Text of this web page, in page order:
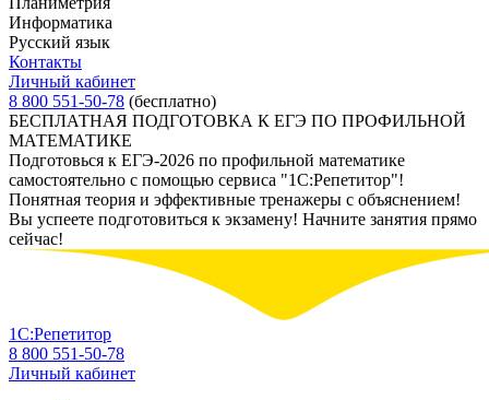
Информатика
Русский язык
Контакты
Личный кабинет
8 800 551-50-78 (бесплатно)
БЕСПЛАТНАЯ ПОДГОТОВКА К ЕГЭ ПО ПРОФИЛЬНОЙ
МАТЕМАТИКЕ
Подготовься к ЕГЭ-2026 по профильной математике
самостоятельно с помощью сервиса "1С:Репетитор"!
Понятная теория и эффективные тренажеры с объяснением!
Вы успеете подготовиться к экзамену! Начните занятия прямо
сейчас!
1С:Репетитор
8 800 551-50-78
Личный кабинет